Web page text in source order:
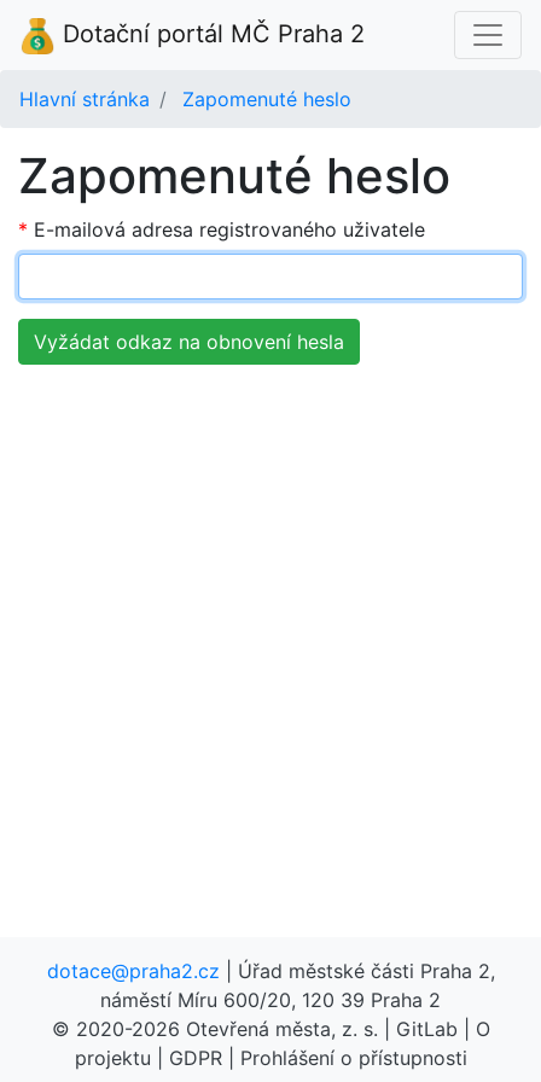
Dotační portál MČ Praha 2
Hlavní stránka Zapomenuté heslo
Zapomenuté heslo
E-mailová adresa registrovaného uživatele
dotace@praha2.cz | Úřad městské části Praha 2,
náměstí Míru 600/20, 120 39 Praha 2
© 2020-2026 Otevřená města, z. s. GitLab
O
projektu
GDPR| Prohlášení o přístupnosti